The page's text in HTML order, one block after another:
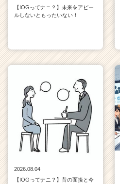
【IOGってナニ？】未来をアピー
ルしないともったいない！
2026.08.04
【IOGってナニ？】昔の面接と今